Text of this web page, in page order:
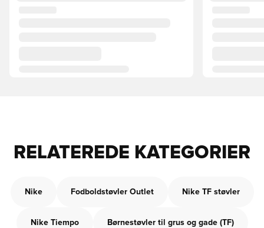
RELATEREDE KATEGORIER
Nike Fodboldstøvler Outlet Nike TF støvler
Nike Tiempo Børnestøvler til grus og gade (TF)